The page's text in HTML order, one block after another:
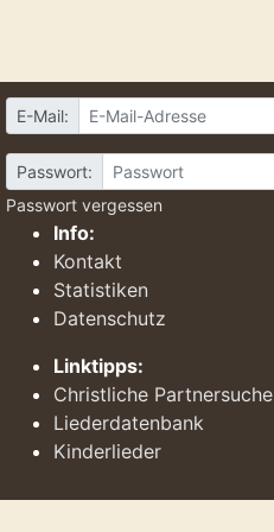
E-Mail:
Passwort:
Passwort vergessen
Info:
Kontakt
Statistiken
Datenschutz
Linktipps:
Christliche Partnersuche
Liederdatenbank
Kinderlieder